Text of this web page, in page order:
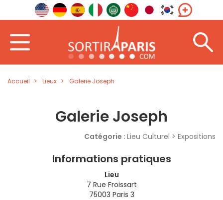
Accueil Lieux Galerie Joseph
Galerie Joseph
Catégorie : Lieu Culturel > Expositions
Informations pratiques
Lieu
7 Rue Froissart
75003 Paris 3